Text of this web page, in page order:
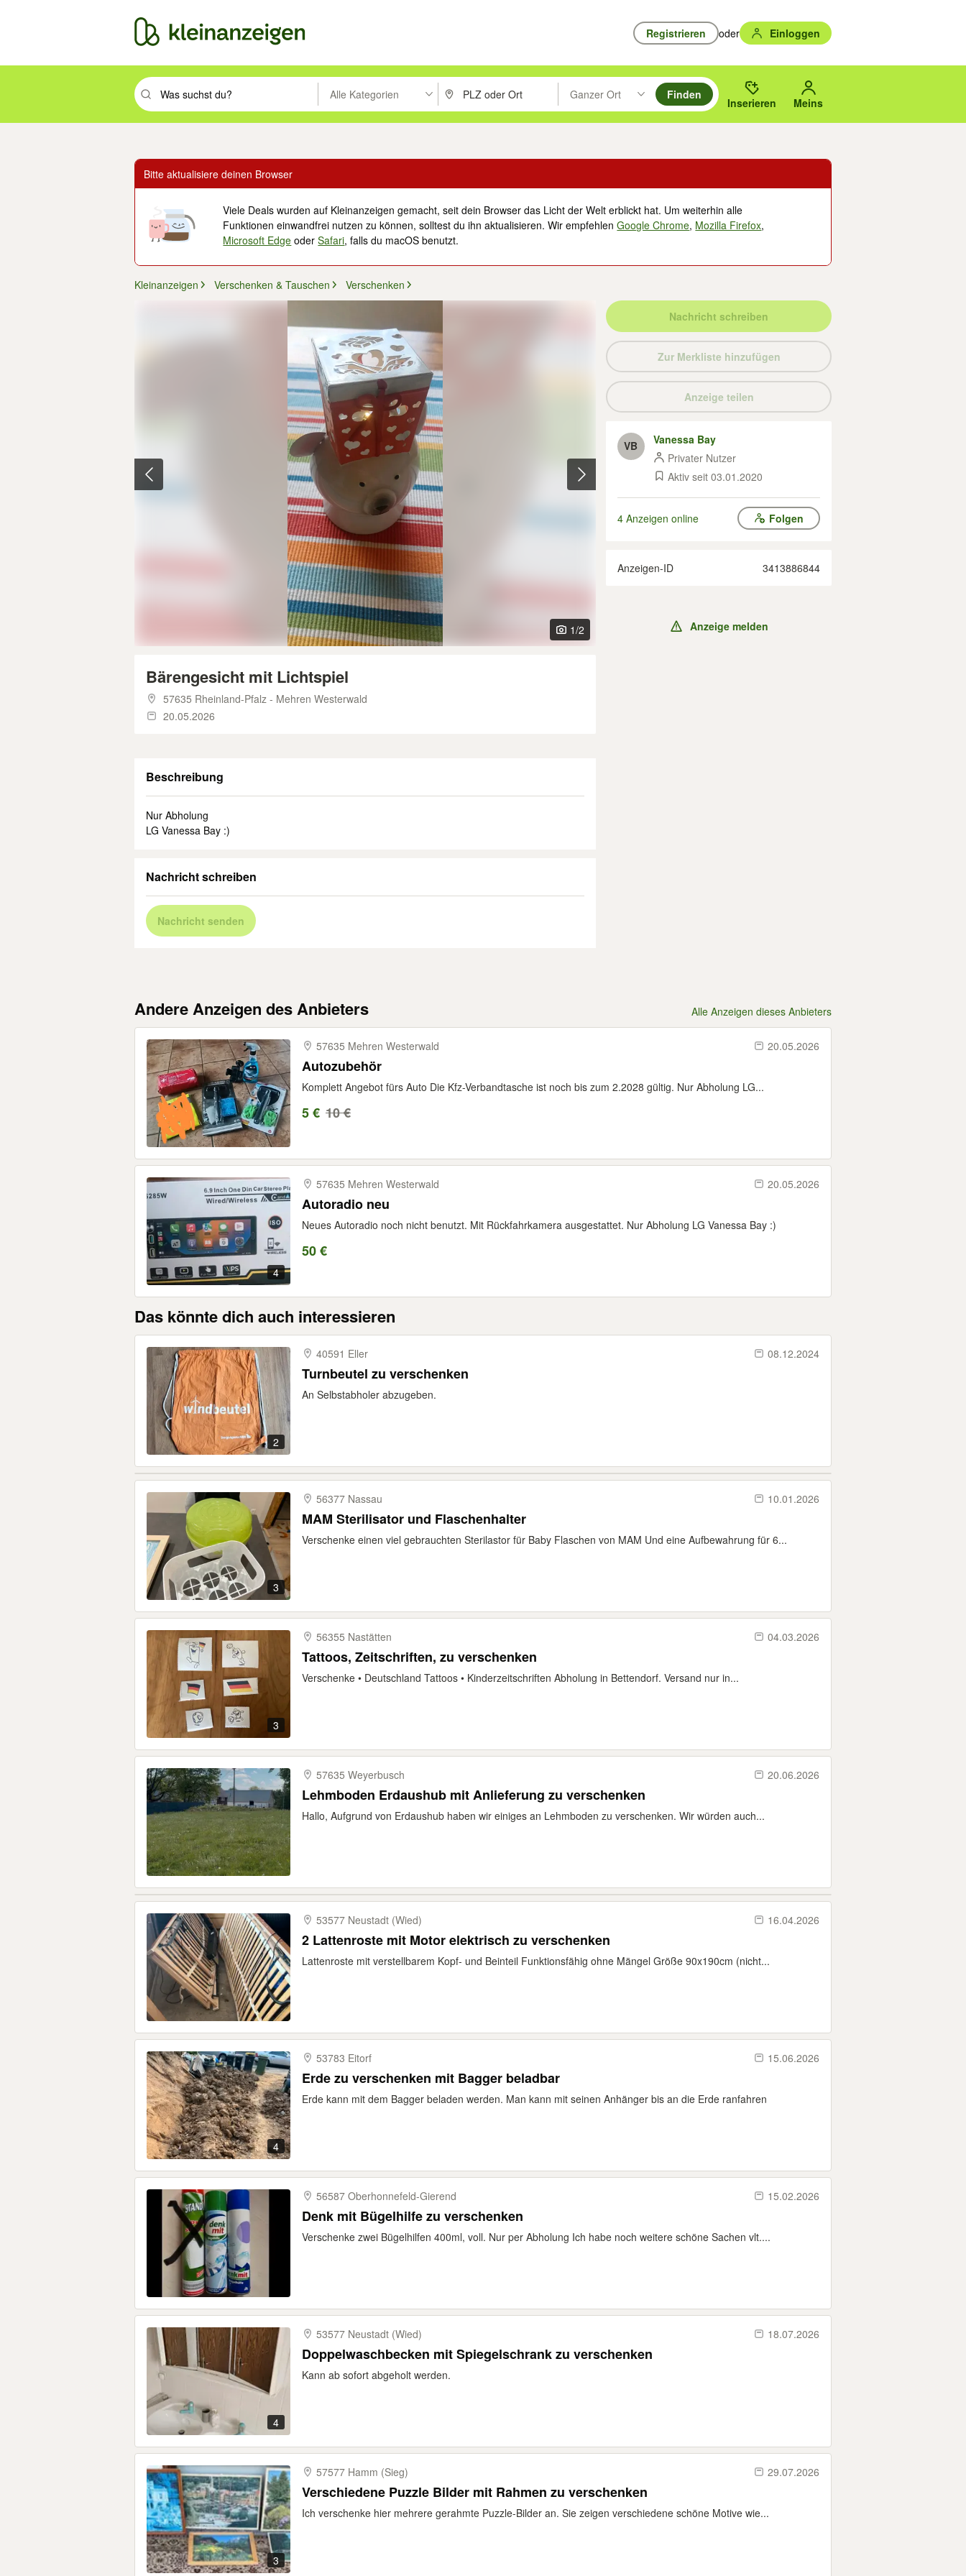
Registrieren oder Einloggen
Suchbegriff eingeben. Eingabetaste drücken um zu suchen, oder Vorschläge mit den Pfeiltasten nach oben/unten durchsuchen und mit Eingabetaste auswählen.
Alle Kategorien PLZ oder Ort eingeben. Eingabetaste drücken um zu suchen, oder Vorschläge mit den Pfeiltasten nach oben/
Ganzer Ort
Suche im Umkreis des gewählten Orts oder PLZ.
Finden
Inserieren Meins
Bitte aktualisiere deinen Browser
Viele Deals wurden auf Kleinanzeigen gemacht, seit dein Browser das Licht der Welt erblickt hat. Um weiterhin alle
Funktionen einwandfrei nutzen zu können, solltest du ihn aktualisieren. Wir empfehlenGoogle Chrome, Mozilla Firefox,
Microsoft Edge oderSafari, falls du macOS benutzt.
Kleinanzeigen Verschenken & Tauschen Verschenken
1/2
Bärengesicht mit Lichtspiel
57635 Rheinland-Pfalz - Mehren Westerwald
20.05.2026
Beschreibung
Nur Abholung
LG Vanessa Bay :)
Nachricht schreiben
Nachricht senden
Nachricht schreiben
Zur Merkliste hinzufügen
Anzeige teilen
VB
Vanessa Bay
Privater Nutzer
Aktiv seit 03.01.2020
4 Anzeigen online Folgen
Anzeigen-ID 3413886844
Anzeige melden
Andere Anzeigen des Anbieters Alle Anzeigen dieses Anbieters
57635 Mehren Westerwald 20.05.2026
Autozubehör
Komplett Angebot fürs Auto Die Kfz-Verbandtasche ist noch bis zum 2.2028 gültig. Nur Abholung LG...
5 € 10 €
4
57635 Mehren Westerwald 20.05.2026
Autoradio neu
Neues Autoradio noch nicht benutzt. Mit Rückfahrkamera ausgestattet. Nur Abholung LG Vanessa Bay :)
50 €
Das könnte dich auch interessieren
2
40591 Eller 08.12.2024
Turnbeutel zu verschenken
An Selbstabholer abzugeben.
3
56377 Nassau 10.01.2026
MAM Sterilisator und Flaschenhalter
Verschenke einen viel gebrauchten Sterilastor für Baby Flaschen von MAM Und eine Aufbewahrung für 6...
3
56355 Nastätten 04.03.2026
Tattoos, Zeitschriften, zu verschenken
Verschenke • Deutschland Tattoos • Kinderzeitschriften Abholung in Bettendorf. Versand nur in...
57635 Weyerbusch 20.06.2026
Lehmboden Erdaushub mit Anlieferung zu verschenken
Hallo, Aufgrund von Erdaushub haben wir einiges an Lehmboden zu verschenken. Wir würden auch...
53577 Neustadt (Wied) 16.04.2026
2 Lattenroste mit Motor elektrisch zu verschenken
Lattenroste mit verstellbarem Kopf- und Beinteil Funktionsfähig ohne Mängel Größe 90x190cm (nicht...
4
53783 Eitorf 15.06.2026
Erde zu verschenken mit Bagger beladbar
Erde kann mit dem Bagger beladen werden. Man kann mit seinen Anhänger bis an die Erde ranfahren
56587 Oberhonnefeld-​Gierend 15.02.2026
Denk mit Bügelhilfe zu verschenken
Verschenke zwei Bügelhilfen 400ml, voll. Nur per Abholung Ich habe noch weitere schöne Sachen vlt....
4
53577 Neustadt (Wied) 18.07.2026
Doppelwaschbecken mit Spiegelschrank zu verschenken
Kann ab sofort abgeholt werden.
3
57577 Hamm (Sieg) 29.07.2026
Verschiedene Puzzle Bilder mit Rahmen zu verschenken
Ich verschenke hier mehrere gerahmte Puzzle-Bilder an. Sie zeigen verschiedene schöne Motive wie...